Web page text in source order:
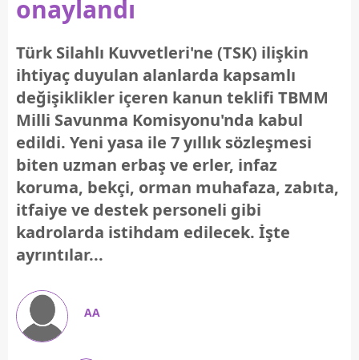
onaylandı
Türk Silahlı Kuvvetleri'ne (TSK) ilişkin
ihtiyaç duyulan alanlarda kapsamlı
değişiklikler içeren kanun teklifi TBMM
Milli Savunma Komisyonu'nda kabul
edildi. Yeni yasa ile 7 yıllık sözleşmesi
biten uzman erbaş ve erler, infaz
koruma, bekçi, orman muhafaza, zabıta,
itfaiye ve destek personeli gibi
kadrolarda istihdam edilecek. İşte
ayrıntılar...
AA